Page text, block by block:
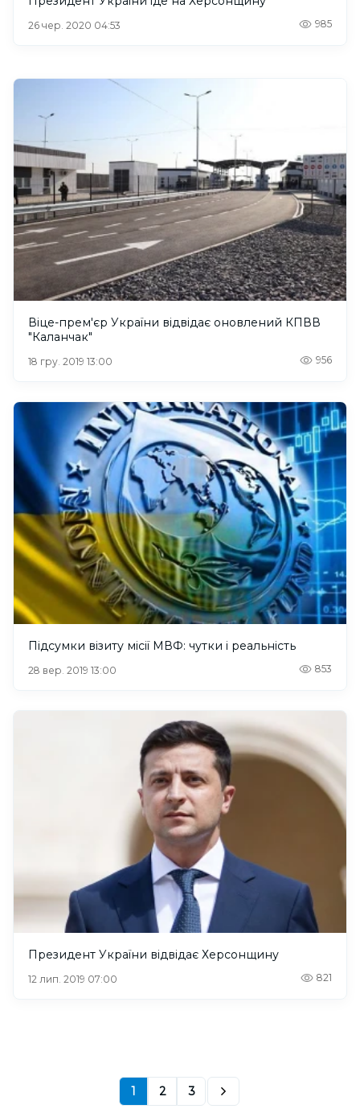
26 чер. 2020 04:53 985
Віце-прем'єр України відвідає оновлений КПВВ
"Каланчак"
18 гру. 2019 13:00 956
Підсумки візиту місії МВФ: чутки і реальність
28 вер. 2019 13:00 853
Президент України відвідає Херсонщину
12 лип. 2019 07:00 821
1 2 3